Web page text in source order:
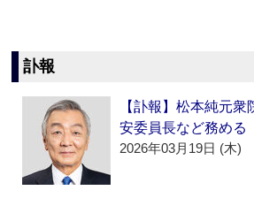
訃報
【訃報】松本純元
安委員長など務める
2026年03月19日 (木)